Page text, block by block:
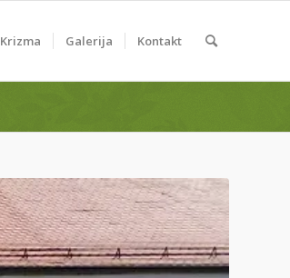
Krizma Galerija Kontakt